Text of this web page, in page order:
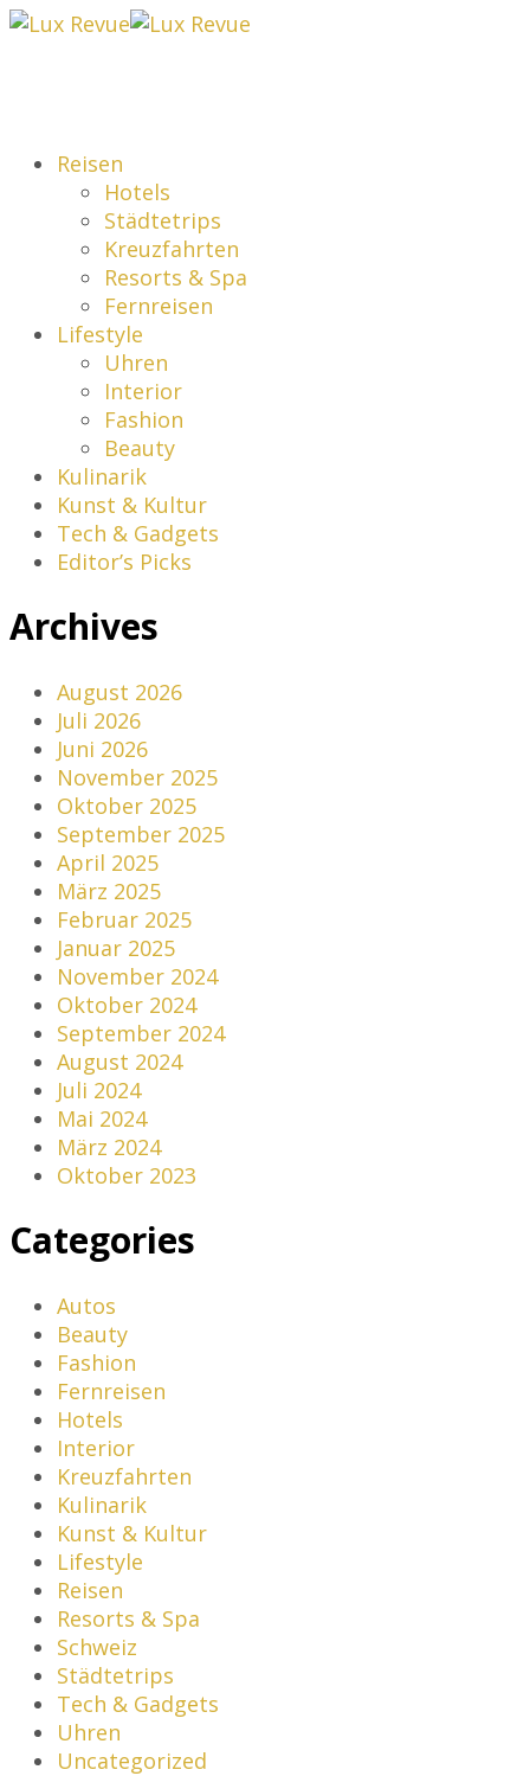
Reisen
Hotels
Städtetrips
Kreuzfahrten
Resorts & Spa
Fernreisen
Lifestyle
Uhren
Interior
Fashion
Beauty
Kulinarik
Kunst & Kultur
Tech & Gadgets
Editor’s Picks
Archives
August 2026
Juli 2026
Juni 2026
November 2025
Oktober 2025
September 2025
April 2025
März 2025
Februar 2025
Januar 2025
November 2024
Oktober 2024
September 2024
August 2024
Juli 2024
Mai 2024
März 2024
Oktober 2023
Categories
Autos
Beauty
Fashion
Fernreisen
Hotels
Interior
Kreuzfahrten
Kulinarik
Kunst & Kultur
Lifestyle
Reisen
Resorts & Spa
Schweiz
Städtetrips
Tech & Gadgets
Uhren
Uncategorized